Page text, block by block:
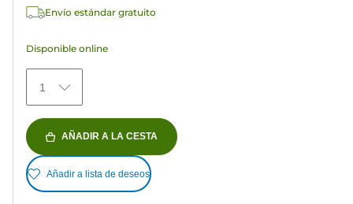
Envío estándar gratuito
Disponible online
1
AÑADIR A LA CESTA
Añadir a lista de deseos